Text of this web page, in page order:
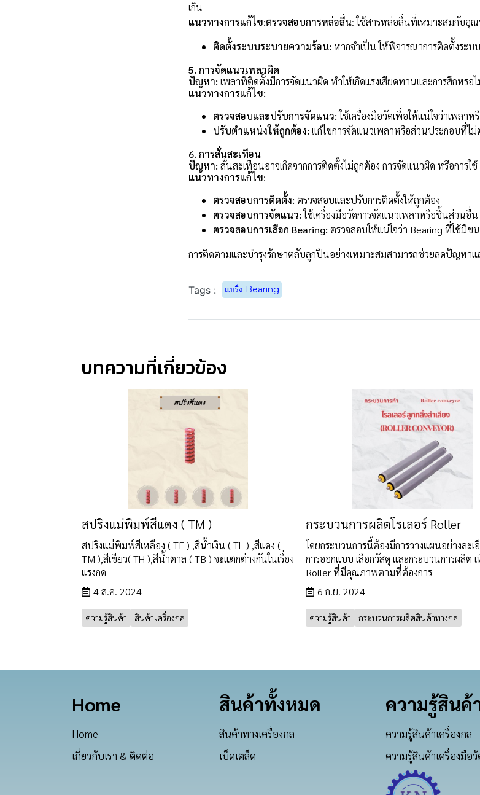
เกิน
แนวทางการแก้ไข:ตรวจสอบการหล่อลื่น: ใช้สารหล่อลื่นที่เหมาะสมกับอุ
ติดตั้งระบบระบายความร้อน: หากจำเป็น ให้พิจารณาการติดตั้งระบ
5. การจัดแนวเพลาผิด
ปัญหา: เพลาที่ติดตั้งมีการจัดแนวผิด ทำให้เกิดแรงเสียดทานและการสึกหรอ
แนวทางการแก้ไข:
ตรวจสอบและปรับการจัดแนว:ใช้เครื่องมือวัดเพื่อให้แน่ใจว่าเพล
ปรับตำแหน่งให้ถูกต้อง: แก้ไขการจัดแนวเพลาหรือส่วนประกอบที่ไม่
6. การสั่นสะเทือน
ปัญหา: สั่นสะเทือนอาจเกิดจากการติดตั้งไม่ถูกต้อง การจัดแนวผิด หรือการใ
แนวทางการแก้ไข:
ตรวจสอบการติดตั้ง: ตรวจสอบและปรับการติดตั้งให้ถูกต้อง
ตรวจสอบการจัดแนว:ใช้เครื่องมือวัดการจัดแนวเพลาหรือชิ้นส่วนอื่
ตรวจสอบการเลือก Bearing: ตรวจสอบให้แน่ใจว่า Bearing ที่ใช้มีข
การติดตามและบำรุงรักษาตลับลูกปืนอย่างเหมาะสมสามารถช่วยลดปัญหาแ
Tags : แบริ่ง Bearing
บทความที่เกี่ยวข้อง
สปริงแม่พิมพ์สีแดง ( TM )
สปริงแม่พิมพ์สีเหลือง ( TF ) ,สีน้ำเงิน ( TL ) ,สีแดง (
TM ),สีเขียว( TH ),สีน้ำตาล ( TB ) จะแตกต่างกันในเรื่อง
แรงกด
4 ส.ค. 2024
ความรู้สินค้า สินค้าเครื่องกล
กระบวนการผลิตโรเลอร์ Roller
โดยกระบวนการนี้ต้องมีการวางแผนอย่างละเ
การออกแบบ เลือกวัสดุ และกระบวนการผลิต
Roller ที่มีคุณภาพตามที่ต้องการ
6 ก.ย. 2024
ความรู้สินค้า กระบวนการผลิตสินค้าทางกล
Home
Home
เกี่ยวกับเรา & ติดต่อ
สินค้าทั้งหมด
สินค้าทางเครื่องกล
เบ็ดเตล็ด
ความรู้สินค้
ความรู้สินค้าเครื่องกล
ความรู้สินค้าเครื่องมือ